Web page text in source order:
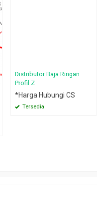
Distributor Baja Ringan
Profil Z
*Harga Hubungi CS
Tersedia